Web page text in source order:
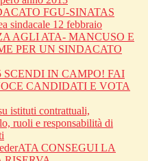
FGU-SINATAS
sindacale 12 febbraio
AGLI ATA- MANCUSO E
PER UN SINDACATO
SCENDI IN CAMPO! FAI
CANDIDATI E VOTA
istituti contrattuali,
ruoli e responsabilità di
CONSEGUI LA